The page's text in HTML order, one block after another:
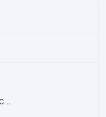
Mindenki Táncol – Majka Curtis, Péter Majoros